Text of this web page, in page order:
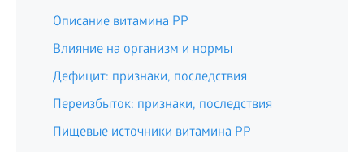
Описание витамина PP
Влияние на организм и нормы
Дефицит: признаки, последствия
Переизбыток: признаки, последствия
Пищевые источники витамина PP